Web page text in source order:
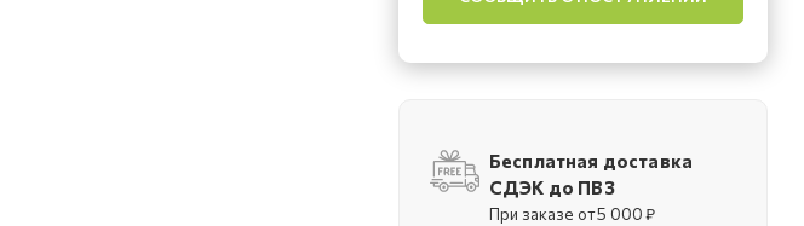
Бесплатная доставка
СДЭК до ПВЗ
При заказе от 5 000 ₽